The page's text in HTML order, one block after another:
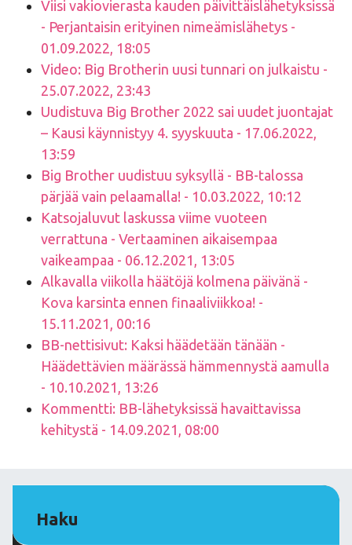
Viisi vakiovierasta kauden päivittäislähetyksissä
- Perjantaisin erityinen nimeämislähetys -
01.09.2022, 18:05
Video: Big Brotherin uusi tunnari on julkaistu -
25.07.2022, 23:43
Uudistuva Big Brother 2022 sai uudet juontajat
– Kausi käynnistyy 4. syyskuuta - 17.06.2022,
13:59
Big Brother uudistuu syksyllä - BB-talossa
pärjää vain pelaamalla! - 10.03.2022, 10:12
Katsojaluvut laskussa viime vuoteen
verrattuna - Vertaaminen aikaisempaa
vaikeampaa - 06.12.2021, 13:05
Alkavalla viikolla häätöjä kolmena päivänä -
Kova karsinta ennen finaaliviikkoa! -
15.11.2021, 00:16
BB-nettisivut: Kaksi häädetään tänään -
Häädettävien määrässä hämmennystä aamulla
- 10.10.2021, 13:26
Kommentti: BB-lähetyksissä havaittavissa
kehitystä - 14.09.2021, 08:00
Haku